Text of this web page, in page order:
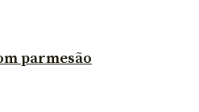
parmesão